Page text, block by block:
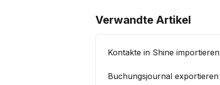
Verwandte Artikel
Kontakte in Shine importieren
Buchungsjournal exportieren